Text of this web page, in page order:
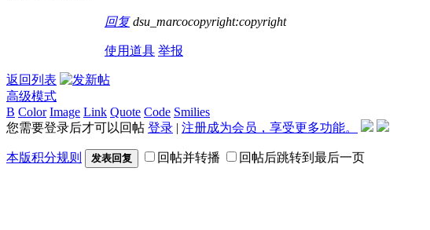
回复 dsu_marcocopyright:copyright
使用道具 举报
返回列表
高级模式
B Color Image Link Quote Code Smilies
您需要登录后才可以回帖 登录 | 注册成为会员，享受更多功能。
本版积分规则 发表回复 回帖并转播 回帖后跳转到最后一页